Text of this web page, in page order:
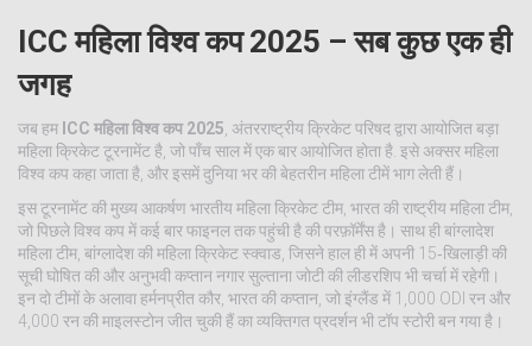
ICC महिला विश्व कप 2025 – सब कुछ एक ही
जगह
जब हम ICC महिला विश्व कप 2025 अंतरराष्ट्रीय क्रिकेट परिषद द्वारा आयोजित बड़ा
महिला क्रिकेट टूरनामेंट है, जो पाँच साल में एक बार आयोजित होता है . इसे अक्सरमहिला
विश्व कपकहा जाता है, और इसमें दुनिया भर की बेहतरीन महिला टीमें भाग लेती हैं।
इस टूरनामेंट की मुख्य आकर्षण भारतीय महिला क्रिकेट टीम भारत की राष्ट्रीय महिला टीम,
जो पिछले विश्व कप में कई बार फाइनल तक पहुंची हैकी परफ़ॉर्मेंस है। साथ हीबांग्लादेश
महिला टीम बांग्लादेश की महिला क्रिकेट स्क्वाड, जिसने हाल ही में अपनी 15‑खिलाड़ी की
सूची घोषित कीऔर अनुभवी कप्तान नगार सुल्ताना जोटी की लीडरशिप भी चर्चा में रहेगी।
इन दो टीमों के अलावाहर्मनप्रीत कौर भारत की कप्तान, जो इंग्लैंड में 1,000 ODI रन और
4,000 रन की माइलस्टोन जीत चुकी हैंका व्यक्तिगत प्रदर्शन भी टॉप स्टोरी बन गया है।